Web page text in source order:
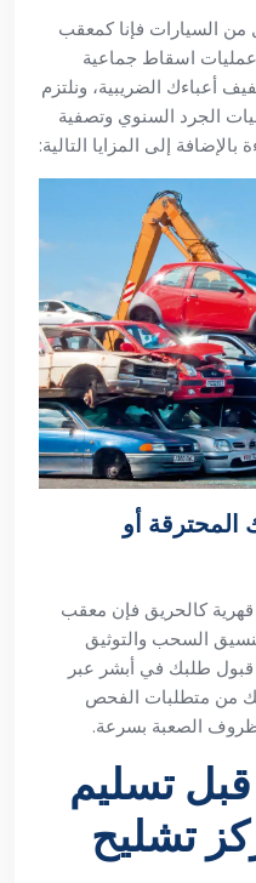
من السيارات فإنا كمعقب
اسقاط جماعية
أعباءك الضريبية، ونلتزم
الجرد السنوي وتصفية
إلى المزايا التالية:
المحترقة أو
كالحريق فإن معقب
السحب والتوثيق
طلبك في أبشر عبر
من متطلبات الفحص
الصعبة بسرعة.
تسليم
تشليح